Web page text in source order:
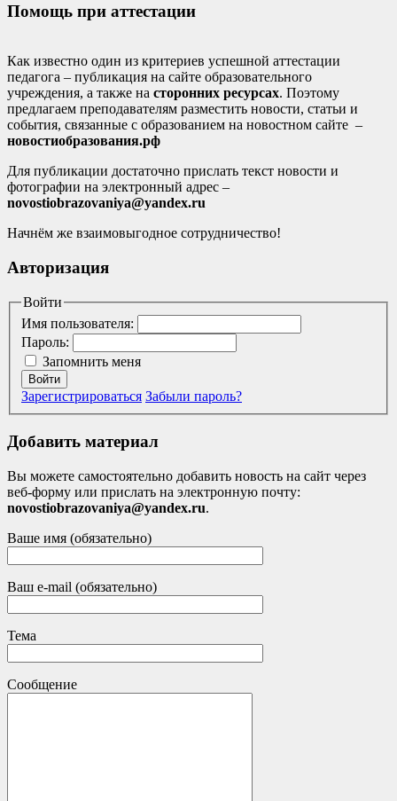
Помощь при аттестации
Как известно один из критериев успешной аттестации
педагога – публикация на сайте образовательного
учреждения, а также на сторонних ресурсах. Поэтому
предлагаем преподавателям разместить новости, статьи и
события, связанные с образованием на новостном сайте –
новостиобразования.рф
Для публикации достаточно прислать текст новости и
фотографии на электронный адрес –
novostiobrazovaniya@yandex.ru
Начнём же взаимовыгодное сотрудничество!
Авторизация
Войти
Имя пользователя:
Пароль:
Запомнить меня
Войти
Зарегистрироваться Забыли пароль?
Добавить материал
Вы можете самостоятельно добавить новость на сайт через
веб-форму или прислать на электронную почту:
novostiobrazovaniya@yandex.ru.
Ваше имя (обязательно)
Ваш e-mail (обязательно)
Тема
Сообщение